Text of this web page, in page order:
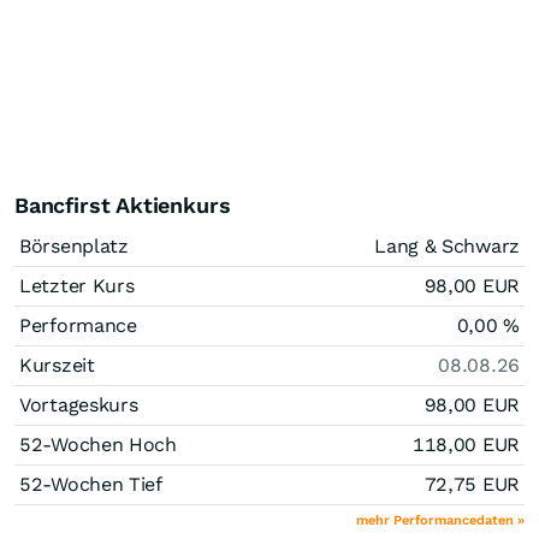
Bancfirst Aktienkurs
Börsenplatz
Lang & Schwarz
Letzter Kurs
98,00 EUR
Performance
0,00%
Kurszeit
08.08.26
Vortageskurs
98,00 EUR
52-Wochen Hoch
118,00 EUR
52-Wochen Tief
72,75 EUR
mehr Performancedaten »